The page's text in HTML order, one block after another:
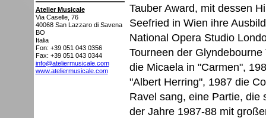
Atelier Musicale
Via Caselle, 76
40068 San Lazzaro di Savena
BO
Italia
Fon: +39 051 043 0356
Fax: +39 051 043 0344
info@ateliermusicale.com
www.ateliermusicale.com
Tauber Award, mit dessen
Seefried in Wien ihre
National Opera Studio
Tourneen der
die Micaela in "Carmen",
"Albert Herring", 1987 die
Ravel sang, eine Partie, die
der Jahre 1987-88 mit